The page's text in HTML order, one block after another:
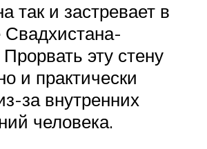
так и застревает в
Свадхистана-
эту стену
и практически
за внутренних
человека.